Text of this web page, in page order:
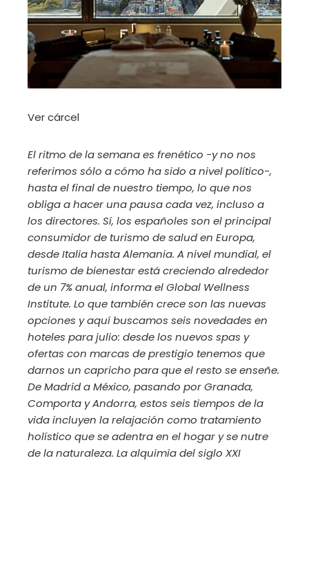
Ver cárcel
El ritmo de la semana es frenético -y no nos
referimos sólo a cómo ha sido a nivel político-,
hasta el final de nuestro tiempo, lo que nos
obliga a hacer una pausa cada vez, incluso a
los directores. Sí, los españoles son el principal
consumidor de turismo de salud en Europa,
desde Italia hasta Alemania. A nivel mundial, el
turismo de bienestar está creciendo alrededor
de un 7% anual, informa el Global Wellness
Institute. Lo que también crece son las nuevas
opciones y aquí buscamos seis novedades en
hoteles para julio: desde los nuevos spas y
ofertas con marcas de prestigio tenemos que
darnos un capricho para que el resto se enseñe.
De Madrid a México, pasando por Granada,
Comporta y Andorra, estos seis tiempos de la
vida incluyen la relajación como tratamiento
holístico que se adentra en el hogar y se nutre
de la naturaleza. La alquimia del siglo XXI